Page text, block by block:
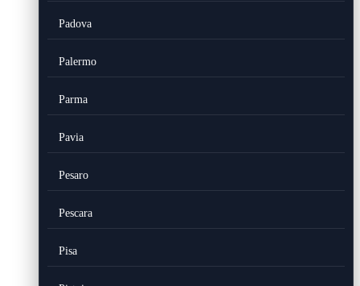
Padova
Palermo
Parma
Pavia
Pesaro
Pescara
Pisa